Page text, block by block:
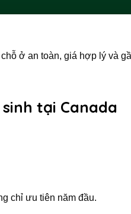
ở an toàn, giá hợp lý và
tại Canada
chỉ ưu tiên năm đầu.